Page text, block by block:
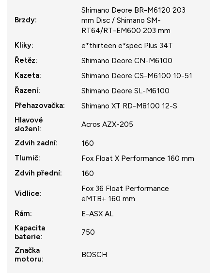
Brzdy:
Shimano Deore BR-M6120 203
mm Disc / Shimano SM-
RT64/RT-EM600 203 mm
Kliky:
e*thirteen e*spec Plus 34T
Řetěz:
Shimano Deore CN-M6100
Kazeta:
Shimano Deore CS-M6100 10-51
Řazení:
Shimano Deore SL-M6100
Přehazovačka:
Shimano XT RD-M8100 12-S
Hlavové
složení:
Acros AZX-205
Zdvih zadní:
160
Tlumič:
Fox Float X Performance 160 mm
Zdvih přední: 160
Vidlice:
Fox 36 Float Performance
eMTB+ 160 mm
Rám:
E-ASX AL
Kapacita
baterie:
750
Značka
motoru: BOSCH